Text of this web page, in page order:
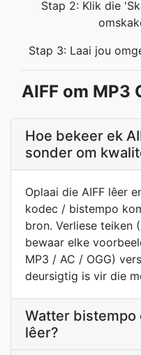
Stap 2: Klik die
Stap 3: Laai jou
AIFF om MP3
Hoe bekeer ek
sonder om
Oplaai die AIFF lêer
kodec / bistempo
bron. Verliese teiken
bewaar elke
MP3 / AC / OGG)
deursigtig is vir die
Watter bistempo
lêer?